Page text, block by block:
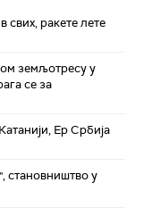
ракете лете
земљотресу у
се за
Ер Србија
становништво у